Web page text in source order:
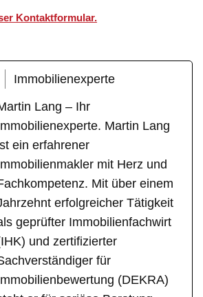
Kontaktformular.
Immobilienexperte
Lang – Ihr
Martin Lang
ein erfahrener
mit Herz und
Mit über einem
erfolgreicher Tätigkeit
geprüfter Immobilienfachwirt
und zertifizierter
für
(DEKRA)